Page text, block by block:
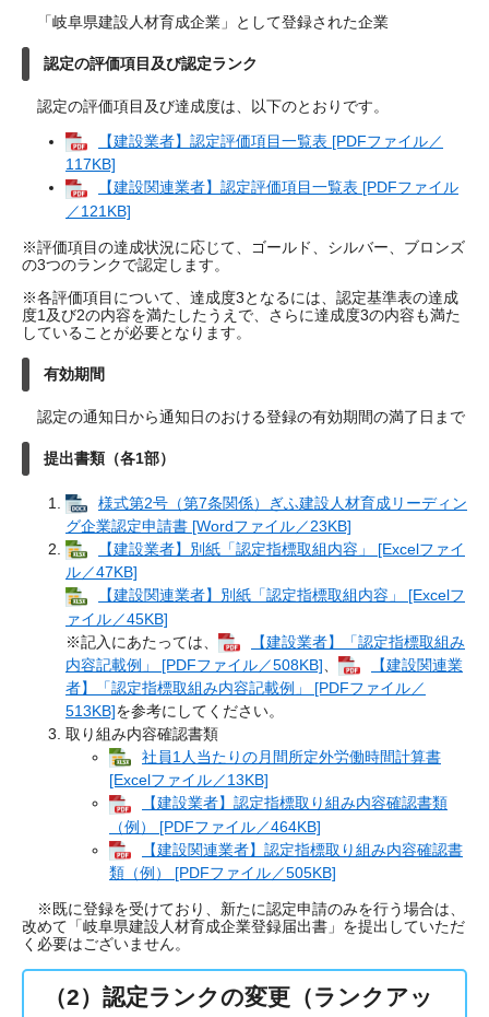
「岐阜県建設人材育成企業」として登録された企業
認定の評価項目及び認定ランク
認定の評価項目及び達成度は、以下のとおりです。
【建設業者】認定評価項目一覧表 [PDFファイル／
117KB]
【建設関連業者】認定評価項目一覧表 [PDFファイル
／121KB]
※評価項目の達成状況に応じて、ゴールド、シルバー、ブロンズ
の3つのランクで認定します。
※各評価項目について、達成度3となるには、認定基準表の達成
度1及び2の内容を満たしたうえで、さらに達成度3の内容も満た
していることが必要となります。
有効期間
認定の通知日から通知日のおける登録の有効期間の満了日まで
提出書類（各1部）
様式第2号（第7条関係）ぎふ建設人材育成リーディン
グ企業認定申請書 [Wordファイル／23KB]
【建設業者】別紙「認定指標取組内容」 [Excelファイ
ル／47KB]
【建設関連業者】別紙「認定指標取組内容」 [Excelフ
ァイル／45KB]
※記入にあたっては、
【建設業者】「認定指標取組み
内容記載例」 [PDFファイル／508KB]
【建設関連業
者】「認定指標取組み内容記載例」 [PDFファイル／
513KB]を参考にしてください。
取り組み内容確認書類
社員1人当たりの月間所定外労働時間計算書
[Excelファイル／13KB]
【建設業者】認定指標取り組み内容確認書類
（例） [PDFファイル／464KB]
【建設関連業者】認定指標取り組み内容確認書
類（例） [PDFファイル／505KB]
※既に登録を受けており、新たに認定申請のみを行う場合は、
改めて「岐阜県建設人材育成企業登録届出書」を提出していただ
く必要はございません。
（2）認定ランクの変更（ランクアッ